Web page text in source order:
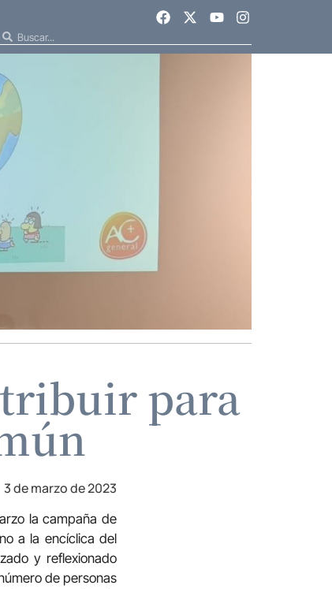
para
3 de marzo de 2023
la campaña de
a la encíclica del
y reflexionado
de personas